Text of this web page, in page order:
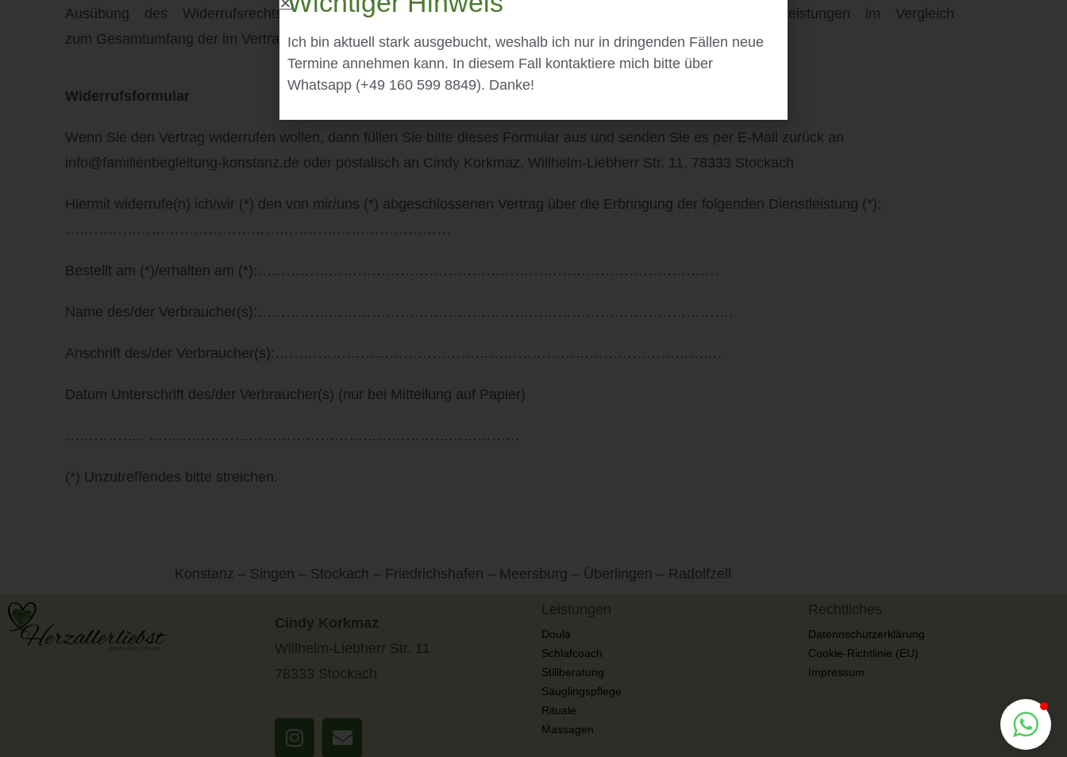
Ausübung des Widerrufsrechts hinsichtlich dieses Vertrags unterrichten, bereits erbrachten Dienstleistungen im Vergleich
zum Gesamtumfang der im Vertrag vorgesehenen Dienstleistungen entspricht.
Widerrufsformular
Wenn Sie den Vertrag widerrufen wollen, dann füllen Sie bitte dieses Formular aus und senden Sie es per E-Mail zurück an
info@familienbegleitung-konstanz.de oder postalisch an Cindy Korkmaz, Willhelm-Liebherr Str. 11, 78333 Stockach
Hiermit widerrufe(n) ich/wir (*) den von mir/uns (*) abgeschlossenen Vertrag über die Erbringung der folgenden Dienstleistung (*):
………………………………………………………………………
Bestellt am (*)/erhalten am (*):…………………………………………………………………………………….
Name des/der Verbraucher(s):……………………………………………………………………………………….
Anschrift des/der Verbraucher(s):………………………………………………………………………………….
Datum Unterschrift des/der Verbraucher(s) (nur bei Mitteilung auf Papier)
…………….. ……………………………………………………………………
(*) Unzutreffendes bitte streichen.
Konstanz – Singen – Stockach – Friedrichshafen – Meersburg – Überlingen – Radolfzell
Cindy Korkmaz
Willhelm-Liebherr Str. 11
78333 Stockach
Leistungen
Doula
Schlafcoach
Stillberatung
Säuglingspflege
Rituale
Massagen
Rechtliches
Datennschutzerklärung
Cookie-Richtlinie (EU)
Impressum
Ich bin aktuell stark ausgebucht, weshalb ich nur in dringenden Fällen neue
Termine annehmen kann. In diesem Fall kontaktiere mich bitte über
Whatsapp (+49 160 599 8849). Danke!